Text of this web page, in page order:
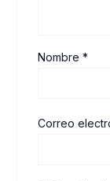
Nombre*
Correo